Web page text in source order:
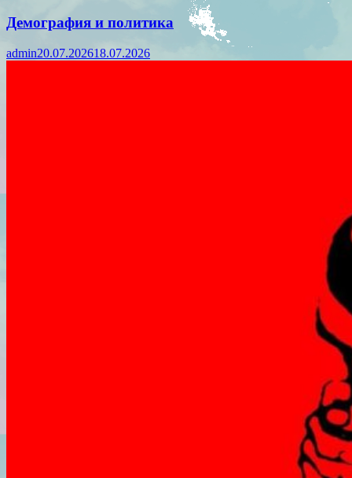
Демография и политика
admin20.07.202618.07.2026